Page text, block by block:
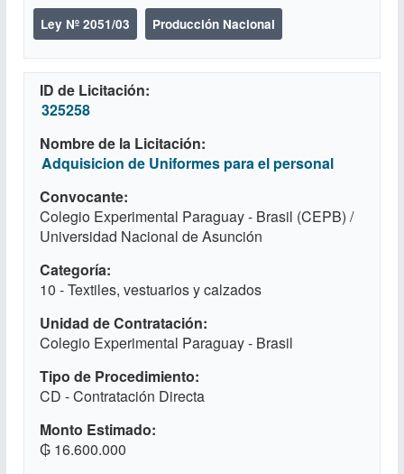
Ley Nº 2051/03 Producción Nacional
ID de Licitación
325258
Nombre de la Licitación
Adquisicion de Uniformes para el personal
Convocante
Colegio Experimental Paraguay - Brasil (CEPB) /
Universidad Nacional de Asunción
Categoría
10 - Textiles, vestuarios y calzados
Unidad de Contratación
Colegio Experimental Paraguay - Brasil
Tipo de Procedimiento
CD - Contratación Directa
Monto Estimado
₲ 16.600.000